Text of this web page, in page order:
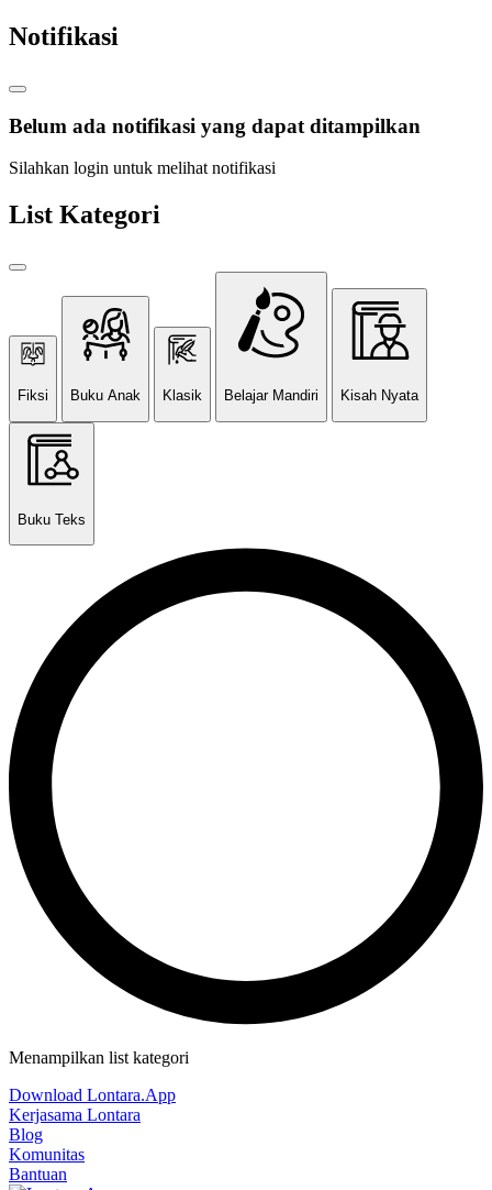
Notifikasi
Belum ada notifikasi yang dapat ditampilkan
Silahkan login untuk melihat notifikasi
List Kategori
Fiksi Buku Anak Klasik Belajar Mandiri Kisah Nyata
Buku Teks
Menampilkan list kategori
Download Lontara.App
Kerjasama Lontara
Blog
Komunitas
Bantuan